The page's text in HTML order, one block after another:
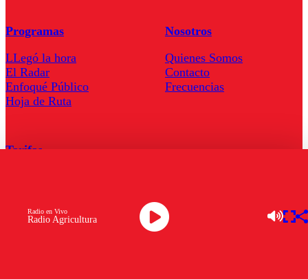
Radio Agricultura
Radio en Vivo
Programas
LLegó la hora
El Radar
Enfoqué Público
Hoja de Ruta
Nosotros
Quienes Somos
Contacto
Frecuencias
Tarifas